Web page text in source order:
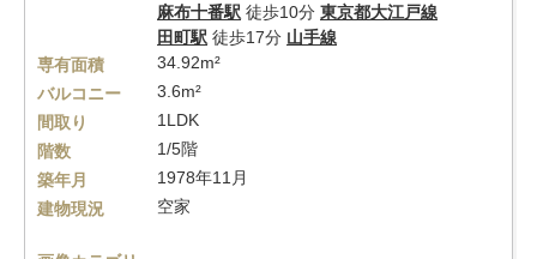
麻布十番駅 徒歩10分 東京都大江戸線
田町駅 徒歩17分 山手線
専有面積
34.92m²
バルコニー
3.6m²
間取り
1LDK
階数
1/5階
築年月
1978年11月
建物現況
空家